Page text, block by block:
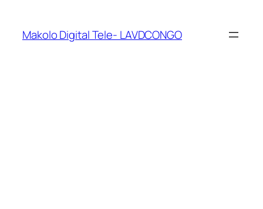
Makolo Digital Tele- LAVDCONGO